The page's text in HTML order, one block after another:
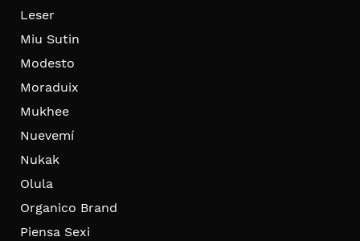
Leser
Miu Sutin
Modesto
Moraduix
Mukhee
Nuevemí
Nukak
Olula
Organico Brand
Piensa Sexi